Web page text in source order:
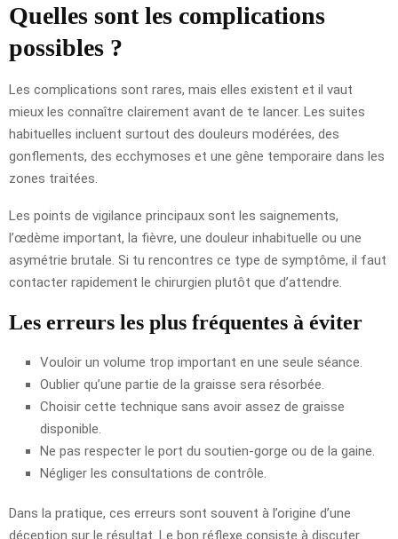
Quelles sont les complications
possibles ?
Les complications sont rares, mais elles existent et il vaut
mieux les connaître clairement avant de te lancer. Les suites
habituelles incluent surtout des douleurs modérées, des
gonflements, des ecchymoses et une gêne temporaire dans les
zones traitées.
Les points de vigilance principaux sont les saignements,
l’œdème important, la fièvre, une douleur inhabituelle ou une
asymétrie brutale. Si tu rencontres ce type de symptôme, il faut
contacter rapidement le chirurgien plutôt que d’attendre.
Les erreurs les plus fréquentes à éviter
Vouloir un volume trop important en une seule séance.
Oublier qu’une partie de la graisse sera résorbée.
Choisir cette technique sans avoir assez de graisse
disponible.
Ne pas respecter le port du soutien-gorge ou de la gaine.
Négliger les consultations de contrôle.
Dans la pratique, ces erreurs sont souvent à l’origine d’une
déception sur le résultat. Le bon réflexe consiste à discuter